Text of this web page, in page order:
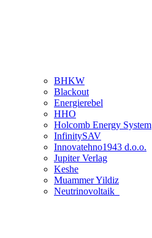
BHKW
Blackout
Energierebel
HHO
Holcomb Energy System
InfinitySAV
Innovatehno1943 d.o.o.
Jupiter Verlag
Keshe
Muammer Yildiz
Neutrinovoltaik